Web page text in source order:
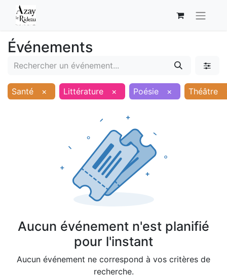
Événements
Santé × Littérature × Poésie × Théâtre
Aucun événement n'est planifié
pour l'instant
Aucun événement ne correspond à vos critères de
recherche.